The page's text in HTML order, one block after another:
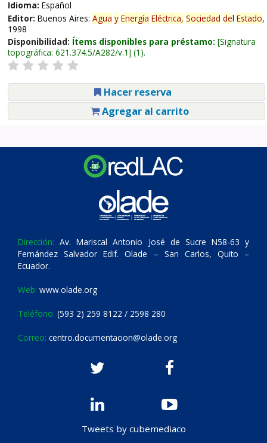
Idioma: Español
Editor: Buenos Aires: Agua y Energía Eléctrica, Sociedad del Estado,
1998
Disponibilidad: Ítems disponibles para préstamo: Signatura
topográfica: 621.374.5/A282/v.1 (1).
Hacer reserva
Agregar al carrito
Dirección: Av. Mariscal Antonio José de Sucre N58-63 y
Fernández Salvador Edif. Olade – San Carlos, Quito –
Ecuador.
Web: www.olade.org
Teléfono: (593 2) 259 8122 / 2598 280
Correo: centro.documentacion@olade.org
Tweets by cubemediaco